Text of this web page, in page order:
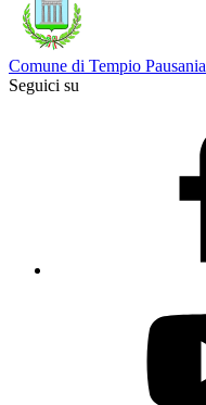
Comune di Tempio Pausania
Seguici su